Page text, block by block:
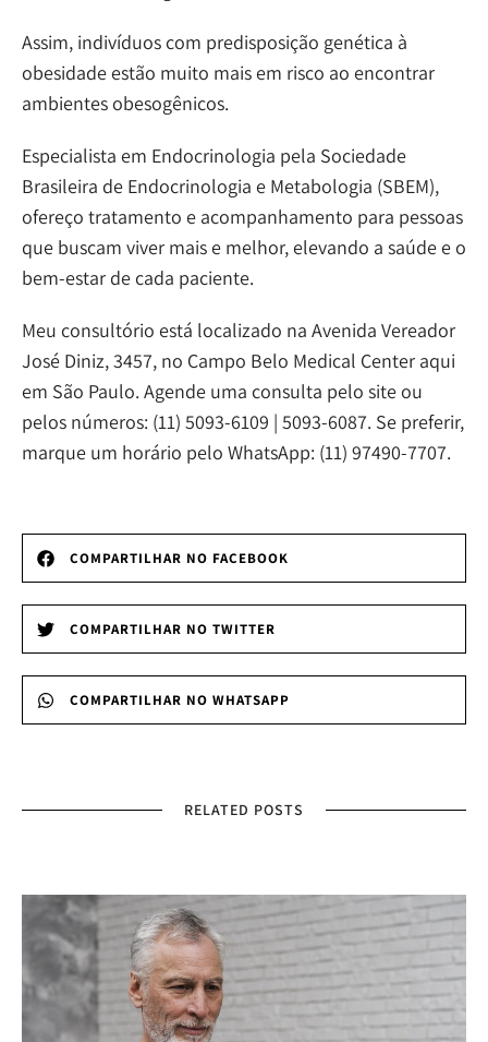
Assim, indivíduos com predisposição genética à
obesidade estão muito mais em risco ao encontrar
ambientes obesogênicos.
Especialista em Endocrinologia pela Sociedade
Brasileira de Endocrinologia e Metabologia (SBEM),
ofereço tratamento e acompanhamento para pessoas
que buscam viver mais e melhor, elevando a saúde e o
bem-estar de cada paciente.
Meu consultório está localizado na Avenida Vereador
José Diniz, 3457, no Campo Belo Medical Center aqui
em São Paulo. Agende uma consulta pelo site ou
pelos números: (11) 5093-6109 | 5093-6087. Se preferir,
marque um horário pelo WhatsApp: (11) 97490-7707.
COMPARTILHAR NO FACEBOOK
COMPARTILHAR NO TWITTER
COMPARTILHAR NO WHATSAPP
RELATED POSTS